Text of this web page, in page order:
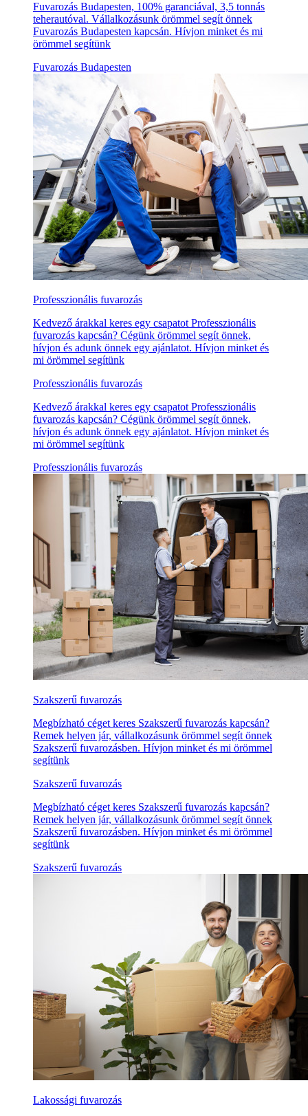
Fuvarozás Budapesten, 100% garanciával, 3,5 tonnás
teherautóval. Vállalkozásunk örömmel segít önnek
Fuvarozás Budapesten kapcsán. Hívjon minket és mi
örömmel segítünk
Fuvarozás Budapesten
Professzionális fuvarozás
Kedvező árakkal keres egy csapatot Professzionális
fuvarozás kapcsán? Cégünk örömmel segít önnek,
hívjon és adunk önnek egy ajánlatot. Hívjon minket és
mi örömmel segítünk
Professzionális fuvarozás
Kedvező árakkal keres egy csapatot Professzionális
fuvarozás kapcsán? Cégünk örömmel segít önnek,
hívjon és adunk önnek egy ajánlatot. Hívjon minket és
mi örömmel segítünk
Professzionális fuvarozás
Szakszerű fuvarozás
Megbízható céget keres Szakszerű fuvarozás kapcsán?
Remek helyen jár, vállalkozásunk örömmel segít önnek
Szakszerű fuvarozásben. Hívjon minket és mi örömmel
segítünk
Szakszerű fuvarozás
Megbízható céget keres Szakszerű fuvarozás kapcsán?
Remek helyen jár, vállalkozásunk örömmel segít önnek
Szakszerű fuvarozásben. Hívjon minket és mi örömmel
segítünk
Szakszerű fuvarozás
Lakossági fuvarozás